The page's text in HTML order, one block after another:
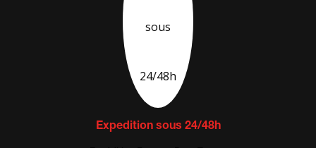
Expedition sous 24/48h